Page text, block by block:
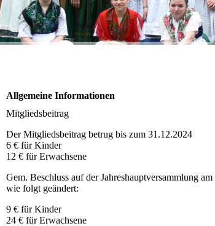
Allgemeine Informationen
Mitgliedsbeitrag
Der Mitgliedsbeitrag betrug bis zum 31.12.2024
6 € für Kinder
12 € für Erwachsene
Gem. Beschluss auf der Jahreshauptversammlung
wie folgt geändert:
9 € für Kinder
24 € für Erwachsene